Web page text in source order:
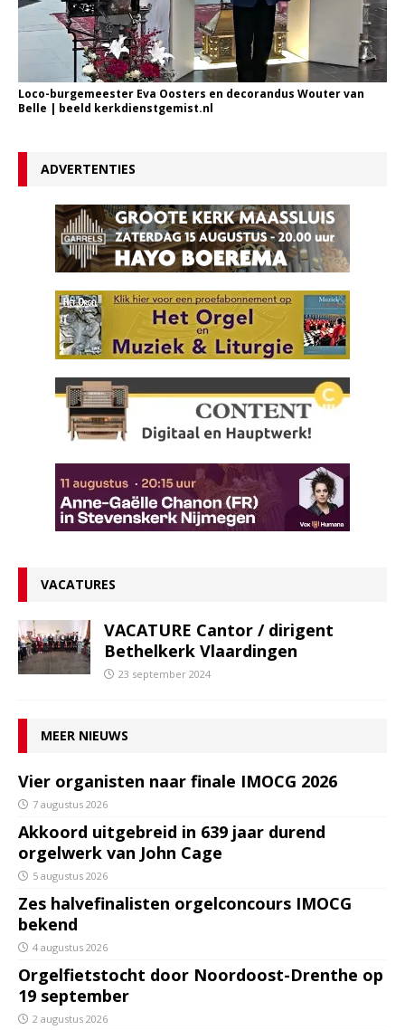
Loco-burgemeester Eva Oosters en decorandus Wouter van
Belle | beeld kerkdienstgemist.nl
ADVERTENTIES
VACATURES
VACATURE Cantor / dirigent
Bethelkerk Vlaardingen
23 september 2024
MEER NIEUWS
Vier organisten naar finale IMOCG 2026
7 augustus 2026
Akkoord uitgebreid in 639 jaar durend
orgelwerk van John Cage
5 augustus 2026
Zes halvefinalisten orgelconcours IMOCG
bekend
4 augustus 2026
Orgelfietstocht door Noordoost-Drenthe op
19 september
2 augustus 2026